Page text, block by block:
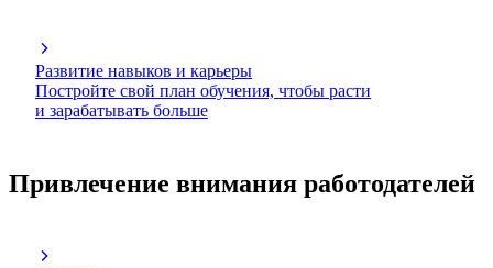
Развитие навыков и карьеры
Постройте свой план обучения, чтобы расти
и зарабатывать больше
Привлечение внимания работодателей